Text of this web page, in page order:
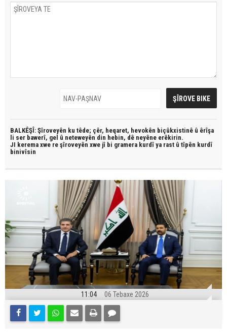
BALKÊŞÎ: Şîroveyên ku têde; çêr, heqaret, hevokên biçûkxistinê û êrîşa
li ser bawerî, gel û neteweyên din hebin, dê neyêne erêkirin.
JI kerema xwe re şîroveyên xwe jî bi gramera kurdî ya rast û tîpên kurdî
binivîsin
11:04 06 Tebaxe 2026